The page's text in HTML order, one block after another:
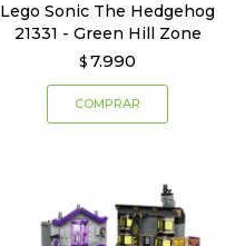
Lego Sonic The Hedgehog
21331 - Green Hill Zone
$ 7.990